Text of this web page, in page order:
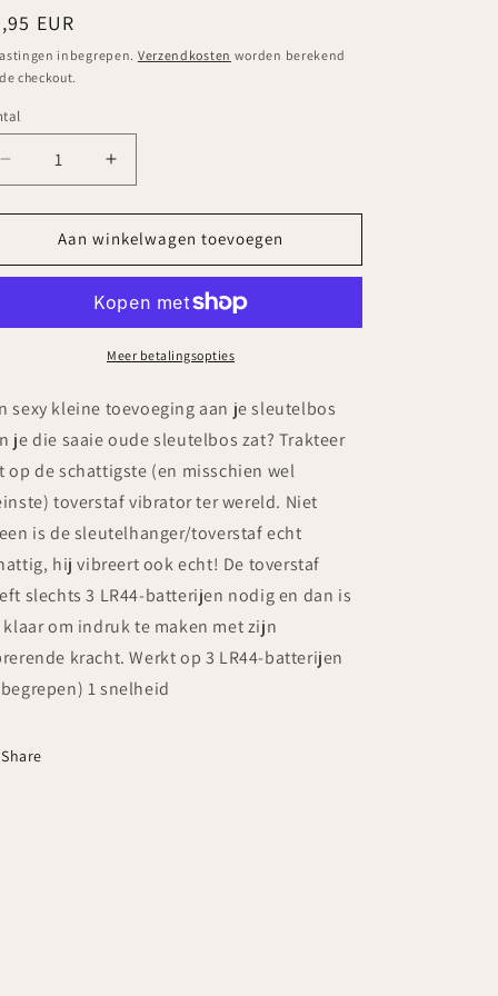
EUR
inbegrepen. Verzendkosten worden berekend
checkout.
Aantal
verlagen
voor
Peech
-
Trillende
sleutelhanger
Aantal
verhogen
voor
Peech
-
Merch:
Trillende
sleutelhanger
Aan winkelwagen toevoegen
Meer betalingsopties
sexy kleine toevoeging aan je sleutelbos
je die saaie oude sleutelbos zat? Trakteer
op de schattigste (en misschien wel
toverstaf vibrator ter wereld. Niet
is de sleutelhanger/toverstaf echt
hij vibreert ook echt! De toverstaf
slechts 3 LR44-batterijen nodig en dan is
om indruk te maken met zijn
kracht. Werkt op 3 LR44-batterijen
1 snelheid
Share